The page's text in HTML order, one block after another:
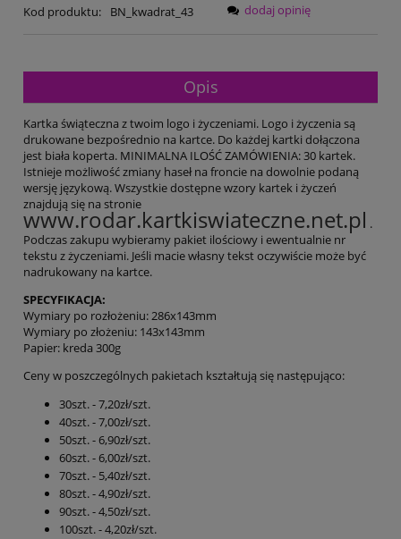
Kod produktu:
BN_kwadrat_43
dodaj opinię
Opis
Kartka świąteczna z twoim logo i życzeniami. Logo i życzenia są
drukowane bezpośrednio na kartce. Do każdej kartki dołączona
jest biała koperta. MINIMALNA ILOŚĆ ZAMÓWIENIA: 30 kartek.
Istnieje możliwość zmiany haseł na froncie na dowolnie podaną
wersję językową. Wszystkie dostępne wzory kartek i życzeń
znajdują się na stronie
www.rodar.kartkiswiateczne.net.pl .
Podczas zakupu wybieramy pakiet ilościowy i ewentualnie nr
tekstu z życzeniami. Jeśli macie własny tekst oczywiście może być
nadrukowany na kartce.
SPECYFIKACJA:
Wymiary po rozłożeniu: 286x143mm
Wymiary po złożeniu: 143x143mm
Papier: kreda 300g
Ceny w poszczególnych pakietach kształtują się następująco:
30szt. - 7,20zł/szt.
40szt. - 7,00zł/szt.
50szt. - 6,90zł/szt.
60szt. - 6,00zł/szt.
70szt. - 5,40zł/szt.
80szt. - 4,90zł/szt.
90szt. - 4,50zł/szt.
100szt. - 4,20zł/szt.